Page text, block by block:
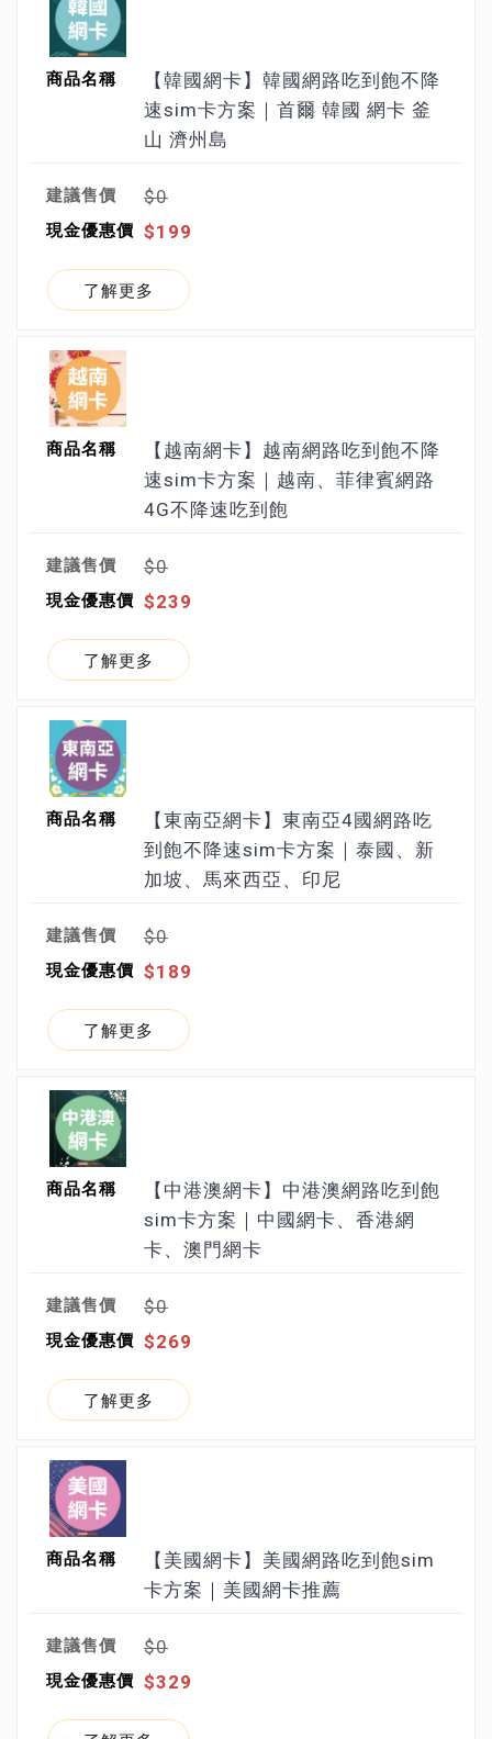
【韓國網卡】韓國網路吃到飽不降
速sim卡方案｜首爾 韓國 網卡 釜
山 濟州島
$0
$199
了解更多
【越南網卡】越南網路吃到飽不降
速sim卡方案｜越南、菲律賓網路
4G不降速吃到飽
$0
$239
了解更多
【東南亞網卡】東南亞4國網路吃
到飽不降速sim卡方案｜泰國、新
加坡、馬來西亞、印尼
$0
$189
了解更多
【中港澳網卡】中港澳網路吃到飽
sim卡方案｜中國網卡、香港網
卡、澳門網卡
$0
$269
了解更多
【美國網卡】美國網路吃到飽sim
卡方案｜美國網卡推薦
$0
$329